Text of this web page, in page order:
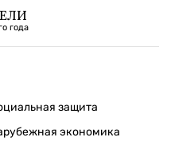
года
защита
экономика